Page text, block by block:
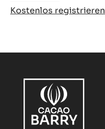
Kostenlos registrieren